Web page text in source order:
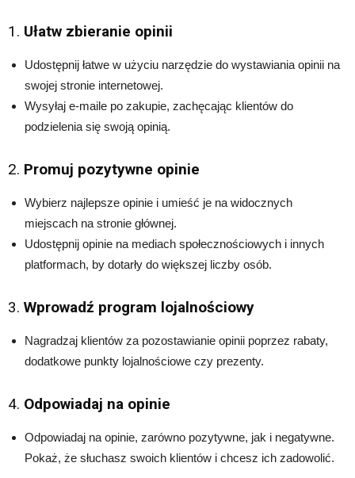
1. Ułatw zbieranie opinii
Udostępnij łatwe w użyciu narzędzie do wystawiania opinii na
swojej stronie internetowej.
Wysyłaj e-maile po zakupie, zachęcając klientów do
podzielenia się swoją opinią.
2. Promuj pozytywne opinie
Wybierz najlepsze opinie i umieść je na widocznych
miejscach na stronie głównej.
Udostępnij opinie na mediach społecznościowych i innych
platformach, by dotarły do większej liczby osób.
3. Wprowadź program lojalnościowy
Nagradzaj klientów za pozostawianie opinii poprzez rabaty,
dodatkowe punkty lojalnościowe czy prezenty.
4. Odpowiadaj na opinie
Odpowiadaj na opinie, zarówno pozytywne, jak i negatywne.
Pokaż, że słuchasz swoich klientów i chcesz ich zadowolić.